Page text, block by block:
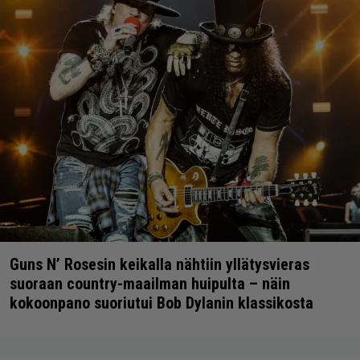
Guns N’ Rosesin keikalla nähtiin yllätysvieras
suoraan country-maailman huipulta – näin
kokoonpano suoriutui Bob Dylanin klassikosta